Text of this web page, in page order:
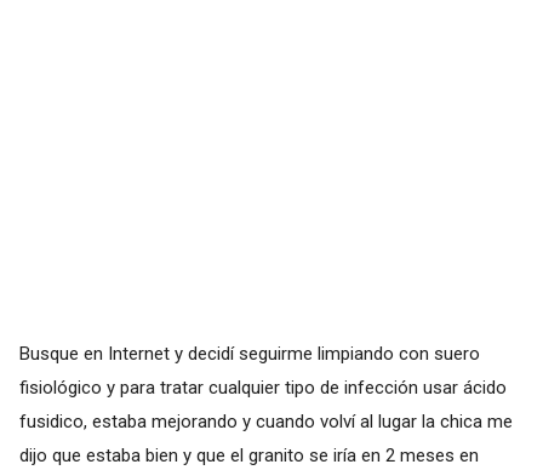
Busque en Internet y decidí seguirme limpiando con suero
fisiológico y para tratar cualquier tipo de infección usar ácido
fusidico, estaba mejorando y cuando volví al lugar la chica me
dijo que estaba bien y que el granito se iría en 2 meses en